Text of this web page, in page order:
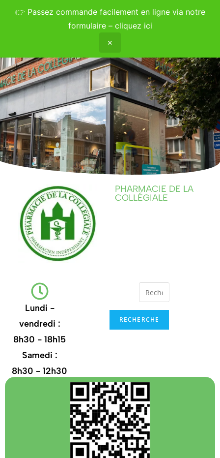
👉 Passez commande facilement en ligne via notre
formulaire – cliquez ici
✕
PHARMACIE DE LA
COLLÉGIALE
Lundi -
vendredi :
8h30 - 18h15
Samedi :
8h30 - 12h30
RECHERCHE